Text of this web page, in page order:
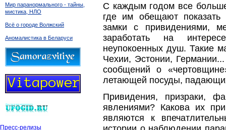
Мир паранормального - тайны,
мистика, НЛО
Всё о городе Волжский
Аномалистика в Беларуси
Пресс-релизы
С каждым годом все
где им обещают показать
замки с привидениями,
заработать на
неупокоенных душ. Такие
Чехии, Эстонии,
сообщений о
летающей посуды,
Привидения, призраки,
явлениями? Какова их
являются к